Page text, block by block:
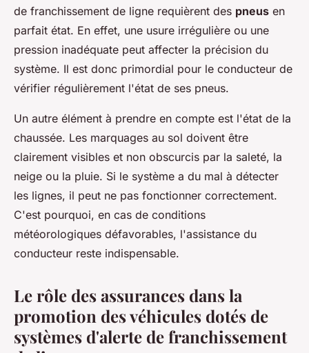
de franchissement de ligne requièrent des pneus en
parfait état. En effet, une usure irrégulière ou une
pression inadéquate peut affecter la précision du
système. Il est donc primordial pour le conducteur de
vérifier régulièrement l'état de ses pneus.
Un autre élément à prendre en compte est l'état de la
chaussée. Les marquages au sol doivent être
clairement visibles et non obscurcis par la saleté, la
neige ou la pluie. Si le système a du mal à détecter
les lignes, il peut ne pas fonctionner correctement.
C'est pourquoi, en cas de conditions
météorologiques défavorables, l'assistance du
conducteur reste indispensable.
Le rôle des assurances dans la
promotion des véhicules dotés de
systèmes d'alerte de franchissement